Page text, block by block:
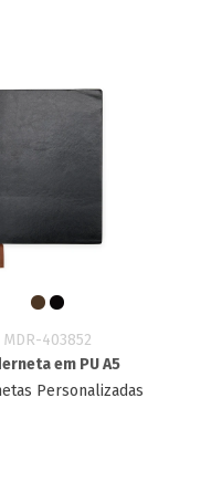
MDR-403852
em PU A5
Personalizadas